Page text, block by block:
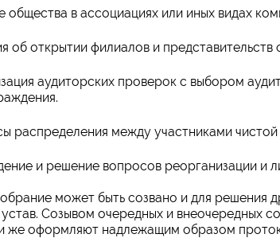
общества в ассоциациях или иных видах
об открытии филиалов и представительств
аудиторских проверок с выбором
распределения между участниками чистой
и решение вопросов реорганизации и
может быть созвано и для решения
Созывом очередных и внеочередных
же оформляют надлежащим образом